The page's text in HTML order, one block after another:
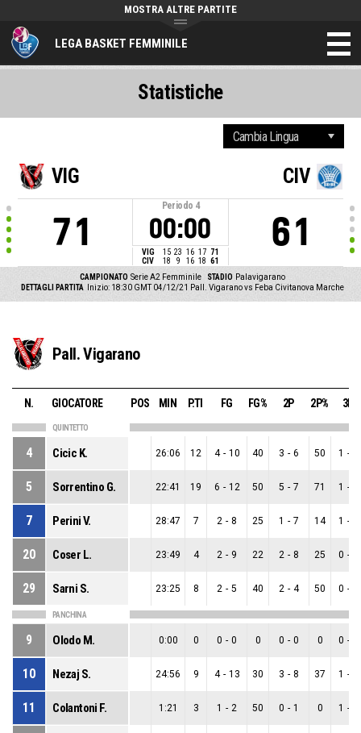
LEGA BASKET FEMMINILE
MOSTRA ALTRE PARTITE
VIG
71
Periodo 4
00:00
VIG 15 23 16 17 71
CIV
18 9 16 18 61
CIV
61
CAMPIONATO Serie A2 Femminile STADIO Palavigarano
DETTAGLI PARTITA
Inizio: 18:30 GMT 04/12/21 Pall. Vigarano vs Feba Civitanova Marche
Statistiche
Pall. Vigarano
N. GIOCATORE POS MIN P.TI FG FG% 2P 2P% 3P
QUINTETTO
4 Cicic K. 26:06 12 4 - 10 40 3 - 6 50 1 -
5 Sorrentino G. 22:41 19 6 - 12 50 5 - 7 71 1 -
7 Perini V. 28:47 7 2 - 8 25 1 - 7 14 1 -
20 Coser L. 23:49 4 2 - 9 22 2 - 8 25 0 -
29 Sarni S. 23:25 8 2 - 5 40 2 - 4 50 0 -
PANCHINA
9 Olodo M. 0:00 0 0 - 0 0 0 - 0 0 0 -
10 Nezaj S. 24:56 9 4 - 13 30 3 - 8 37 1 -
11 Colantoni F. 1:21 3 1 - 2 50 0 - 1 0 1 -